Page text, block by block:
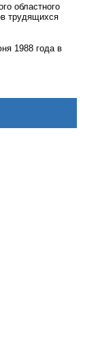
областного
трудящихся
1988 года в